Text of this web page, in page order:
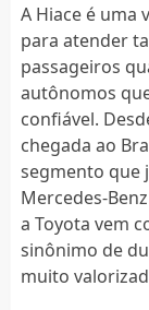
A Hiace é uma
para atender
passageiros
autônomos
confiável.
chegada ao
segmento que
Mercedes-
a Toyota vem
sinônimo de
muito